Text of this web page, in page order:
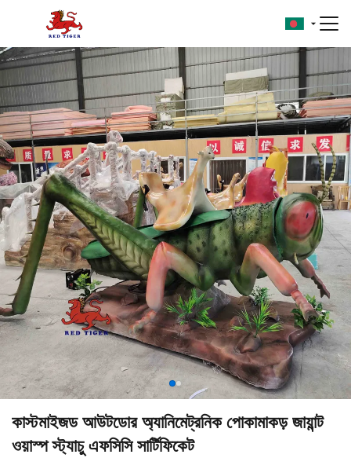
কাস্টমাইজড আউটডোর অ্যানিমেট্রনিক পোকামাকড় জায়ান্ট
ওয়াস্প স্ট্যাচু এফসিসি সার্টিফিকেট